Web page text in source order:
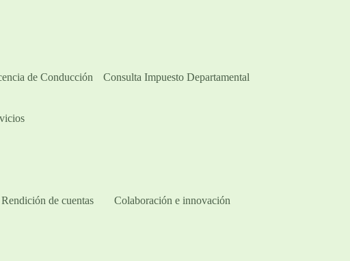
de Conducción Consulta Impuesto Departamental
Rendición de cuentas Colaboración e innovación